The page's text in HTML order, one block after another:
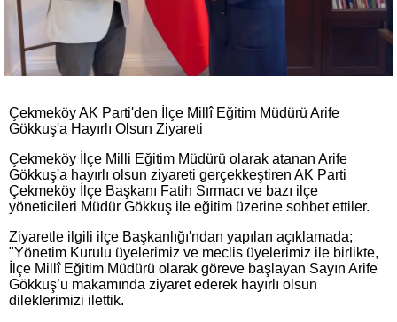
Çekmeköy AK Parti'den İlçe Millî Eğitim Müdürü Arife
Gökkuş'a Hayırlı Olsun Ziyareti
Çekmeköy İlçe Milli Eğitim Müdürü olarak atanan Arife
Gökkuş'a hayırlı olsun ziyareti gerçekkeştiren AK Parti
Çekmeköy İlçe Başkanı Fatih Sırmacı ve bazı ilçe
yöneticileri Müdür Gökkuş ile eğitim üzerine sohbet ettiler.
Ziyaretle ilgili ilçe Başkanlığı'ndan yapılan açıklamada;
"Yönetim Kurulu üyelerimiz ve meclis üyelerimiz ile birlikte,
İlçe Millî Eğitim Müdürü olarak göreve başlayan Sayın Arife
Gökkuş’u makamında ziyaret ederek hayırlı olsun
dileklerimizi ilettik.